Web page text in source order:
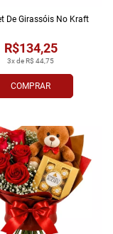
COMPRAR
3x de R$ 44,75
R$134,25
De Girassóis No Kraft